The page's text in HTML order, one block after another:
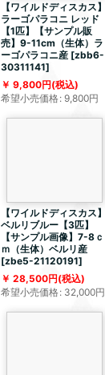
【ワイルドディスカス】
ラーゴパラコニ レッド
【1匹】【サンプル販
売】9-11cm（生体）ラ
ーゴパラコニ産 [zbb6-
30311141]
9,800円(税込)
希望小売価格: 9,800円
【ワイルドディスカス】
ベルリブルー【3匹】
【サンプル画像】7-8ｃ
ｍ（生体）ベルリ産
[zbe5-21120191]
28,500円(税込)
希望小売価格: 32,000円